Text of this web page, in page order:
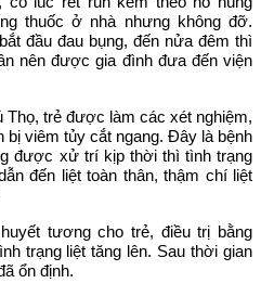
thuốc ở nhà nhưng không đỡ.
đầu đau bụng, đến nửa đêm thì
nên được gia đình đưa đến viện
Thọ, trẻ được làm các xét nghiệm,
viêm tủy cắt ngang. Đây là bệnh
được xử trí kịp thời thì tình trạng
đến liệt toàn thân, thậm chí liệt
tương cho trẻ, điều trị bằng
trạng liệt tăng lên. Sau thời gian
ổn định.